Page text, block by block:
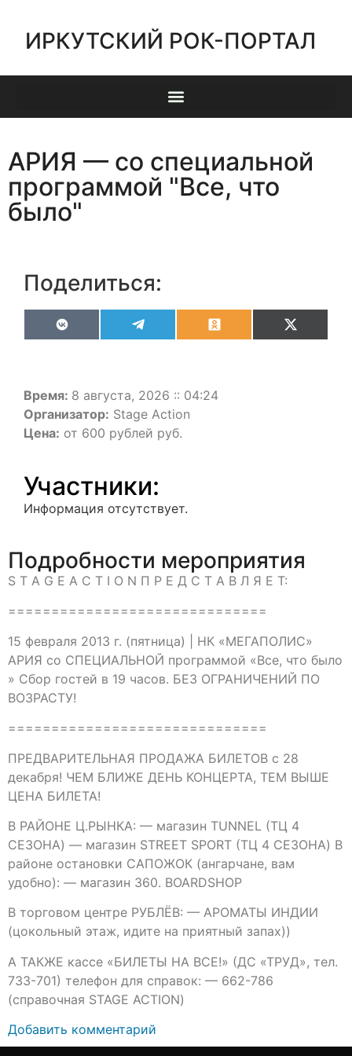
ИРКУТСКИЙ РОК-ПОРТАЛ
АРИЯ — со специальной
программой "Все, что
было"
Поделиться:
VK OdnoklassnikiX
(Twitter)
Время: 8 августа, 2026 :: 04:24
Организатор: Stage Action
Цена: от 600 рублей руб.
Участники:
Информация отсутствует.
Подробности мероприятия
S T A G E A C T I O N П Р Е Д С Т А В Л Я Е Т:
==============================
15 февраля 2013 г. (пятница) | НК «МЕГАПОЛИС»
АРИЯ со СПЕЦИАЛЬНОЙ программой «Все, что было
» Сбор гостей в 19 часов. БЕЗ ОГРАНИЧЕНИЙ ПО
ВОЗРАСТУ!
==============================
ПРЕДВАРИТЕЛЬНАЯ ПРОДАЖА БИЛЕТОВ с 28
декабря! ЧЕМ БЛИЖЕ ДЕНЬ КОНЦЕРТА, ТЕМ ВЫШЕ
ЦЕНА БИЛЕТА!
В РАЙОНЕ Ц.РЫНКА: — магазин TUNNEL (ТЦ 4
СЕЗОНА) — магазин STREET SPORT (ТЦ 4 СЕЗОНА) В
районе остановки САПОЖОК (ангарчане, вам
удобно): — магазин 360. BOARDSHOP
В торговом центре РУБЛЁВ: — АРОМАТЫ ИНДИИ
(цокольный этаж, идите на приятный запах))
А ТАКЖЕ кассе «БИЛЕТЫ НА ВСЕ!» (ДС «ТРУД», тел.
733-701) телефон для справок: — 662-786
(справочная STAGE ACTION)
Добавить комментарий